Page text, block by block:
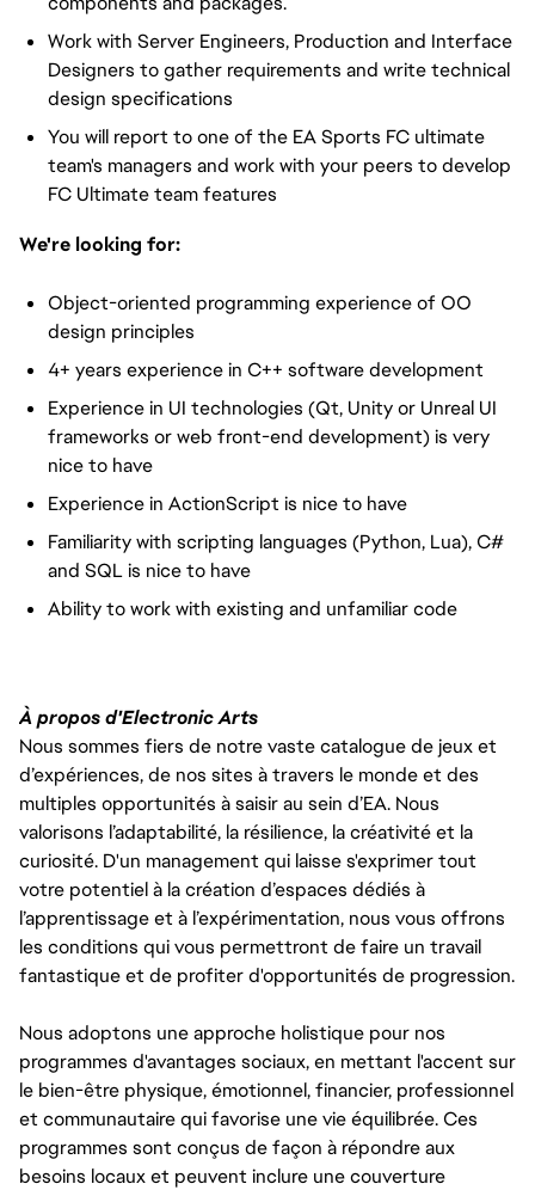
Work with Server Engineers, Production and Interface
Designers to gather requirements and write technical
design specifications
You will report to one of the EA Sports FC ultimate
team's managers and work with your peers to develop
FC Ultimate team features
We're looking for:
Object-oriented programming experience of OO
design principles
4+ years experience in C++ software development
Experience in UI technologies (Qt, Unity or Unreal UI
frameworks or web front-end development) is very
nice to have
Experience in ActionScript is nice to have
Familiarity with scripting languages (Python, Lua), C#
and SQL is nice to have
Ability to work with existing and unfamiliar code
À propos d'Electronic Arts
Nous sommes fiers de notre vaste catalogue de jeux et
d’expériences, de nos sites à travers le monde et des
multiples opportunités à saisir au sein d’EA. Nous
valorisons l’adaptabilité, la résilience, la créativité et la
curiosité. D'un management qui laisse s'exprimer tout
votre potentiel à la création d’espaces dédiés à
l’apprentissage et à l’expérimentation, nous vous offrons
les conditions qui vous permettront de faire un travail
fantastique et de profiter d'opportunités de progression.
Nous adoptons une approche holistique pour nos
programmes d'avantages sociaux, en mettant l'accent sur
le bien-être physique, émotionnel, financier, professionnel
et communautaire qui favorise une vie équilibrée. Ces
programmes sont conçus de façon à répondre aux
besoins locaux et peuvent inclure une couverture